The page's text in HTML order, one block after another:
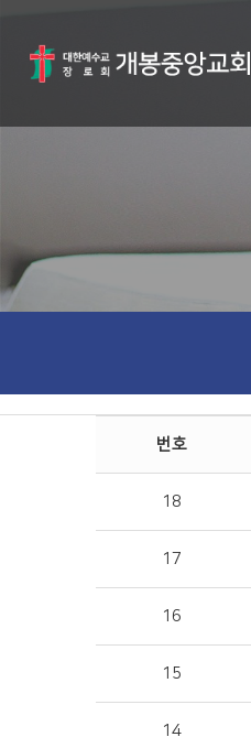
번호
18
17
16
15
14